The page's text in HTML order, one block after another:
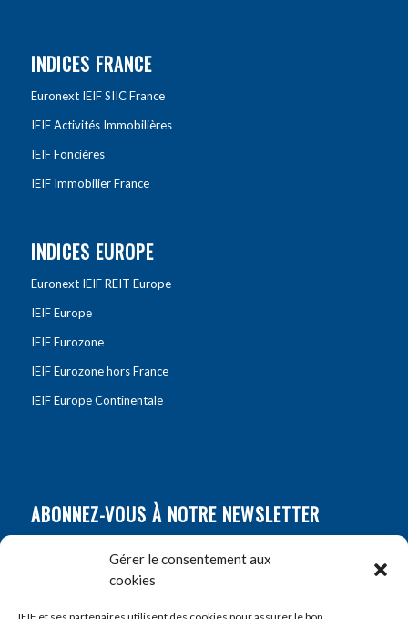
Gérer le consentement aux
cookies
INDICES FRANCE
Euronext IEIF SIIC France
IEIF Activités Immobilières
IEIF Foncières
IEIF Immobilier France
INDICES EUROPE
Euronext IEIF REIT Europe
IEIF Europe
IEIF Eurozone
IEIF Eurozone hors France
IEIF Europe Continentale
ABONNEZ-VOUS À NOTRE NEWSLETTER
Prénom*